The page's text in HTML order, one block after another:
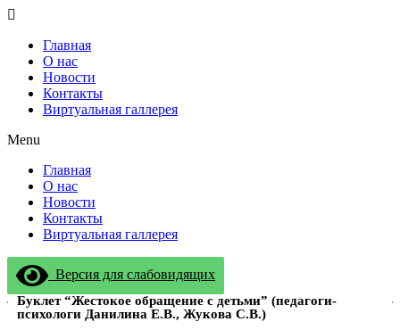
Перейти
содержимому
Главная
О нас
Новости
Контакты
Виртуальная галлерея
Menu
Главная
О нас
Новости
Контакты
Виртуальная галлерея
Версия для слабовидящих
Буклет “Жестокое обращение с детьми” (педагоги-
психологи Данилина Е.В., Жукова С.В.)